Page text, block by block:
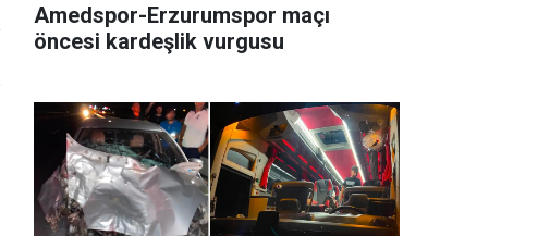
Amedspor-Erzurumspor maçı
öncesi kardeşlik vurgusu